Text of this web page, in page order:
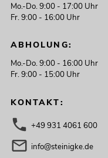
Mo.-Do. 9:00 - 17:00 Uhr
Fr. 9:00 - 16:00 Uhr
ABHOLUNG:
Mo.-Do. 9:00 - 16:00 Uhr
Fr. 9:00 - 15:00 Uhr
KONTAKT:
+49 931 4061 600
info@steinigke.de